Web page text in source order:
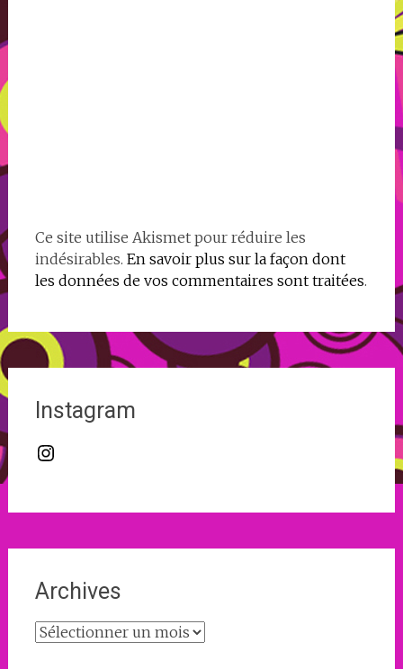
Ce site utilise Akismet pour réduire les
indésirables. En savoir plus sur la façon dont
les données de vos commentaires sont traitées.
Instagram
Instagram
Archives
Archives